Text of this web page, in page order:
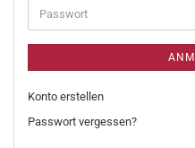
Konto erstellen
Passwort vergessen?